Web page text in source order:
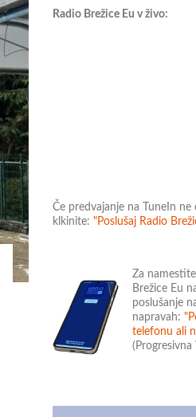
Radio Brežice Eu v živo:
Če predvajanje na TuneIn ne
klkinite: "Poslušaj Radio
Za
Brežice Eu
poslušanje
napravah:
telefonu ali
(Progresivna